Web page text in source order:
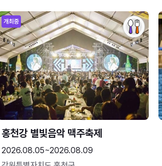
개최중
홍천강 별빛음악 맥주축제
2026.08.05~2026.08.09